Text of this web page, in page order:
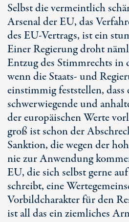
Selbst die vermeintlich
Arsenal der EU, das
des EU-Vertrags, ist ein
Einer Regierung droht
Entzug des Stimmrechts
wenn die Staats- und
einstimmig feststellen, dass
schwerwiegende und
der europäischen Werte
groß ist schon der
Sanktion, die wegen der
nie zur Anwendung
EU, die sich selbst gerne
schreibt, eine
Vorbildcharakter für den
ist all das ein ziemliches